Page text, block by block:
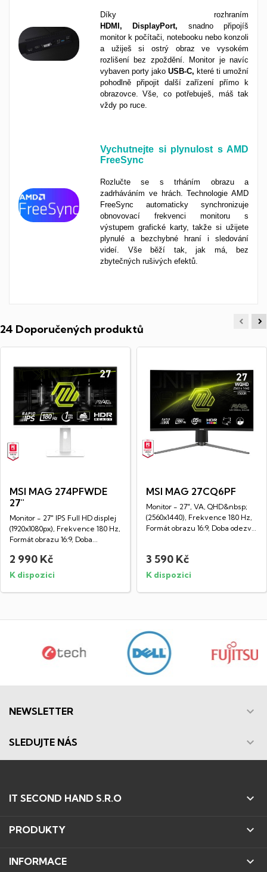
Díky rozhraním
HDMI, DisplayPort, snadno připojíš
monitor k počítači, notebooku nebo konzoli
a užiješ si ostrý obraz ve vysokém
rozlišení bez zpoždění. Monitor je navíc
vybaven porty jako USB-C, které ti umožní
pohodlně připojit další zařízení přímo k
obrazovce. Vše, co potřebuješ, máš tak
vždy po ruce.
Vychutnejte si plynulost s AMD
FreeSync
Rozlučte se s trháním obrazu a
zadrháváním ve hrách. Technologie AMD
FreeSync automaticky synchronizuje
obnovovací frekvenci monitoru s
výstupem grafické karty, takže si užijete
plynulé a bezchybné hraní i sledování
videí. Vše běží tak, jak má, bez
zbytečných rušivých efektů.
24 Doporučených produktů
MSI MAG 274PFWDE
27"
Monitor - 27" IPS Full HD displej
(1920x1080px), Frekvence 180 Hz,
Formát obrazu 16:9, Doba...
2 990 Kč
K dispozici
MSI MAG 27CQ6PF
Monitor - 27", VA, QHD&nbsp;
(2560x1440), Frekvence 180 Hz,
Formát obrazu 16:9, Doba odezvy
3 590 Kč
K dispozici
NEWSLETTER 
SLEDUJTE NÁS 
IT SECOND HAND S.R.O 
PRODUKTY 
INFORMACE 